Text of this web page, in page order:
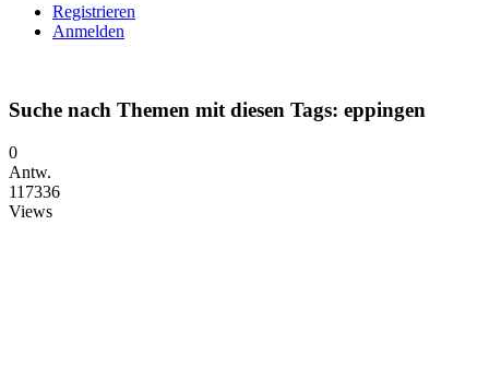
Registrieren
Anmelden
Suche nach Themen mit diesen Tags: eppingen
0
Antw.
117336
Views